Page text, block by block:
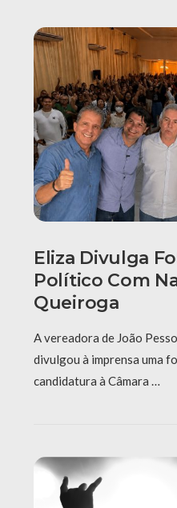
Eliza Divulga
Político Com
Queiroga
A vereadora de João
divulgou à imprensa uma
candidatura à Câmara …